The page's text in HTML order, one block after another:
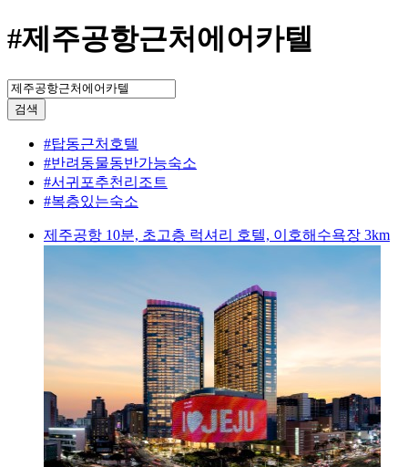
#제주공항근처에어카텔
검색
#탑동근처호텔
#반려동물동반가능숙소
#서귀포추천리조트
#복층있는숙소
제주공항 10분, 초고층 럭셔리 호텔, 이호해수욕장 3km